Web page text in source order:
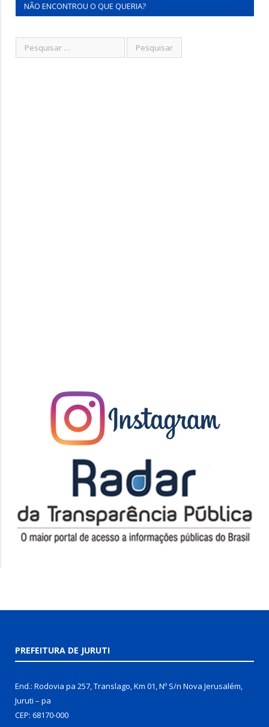
NÃO ENCONTROU O QUE QUERIA?
PREFEITURA DE JURUTI
End.: Rodovia pa 257, Translago, Km 01, Nº S/n Nova Jerusalém,
Juruti – pa
CEP: 68170-000